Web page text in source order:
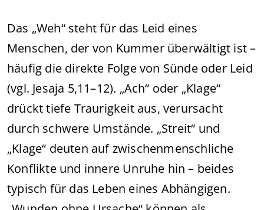
Das „Weh“ steht für das Leid eines
Menschen, der von Kummer überwältigt ist –
häufig die direkte Folge von Sünde oder Leid
(vgl. Jesaja 5,11–12). „Ach“ oder „Klage“
drückt tiefe Traurigkeit aus, verursacht
durch schwere Umstände. „Streit“ und
„Klage“ deuten auf zwischenmenschliche
Konflikte und innere Unruhe hin – beides
typisch für das Leben eines Abhängigen.